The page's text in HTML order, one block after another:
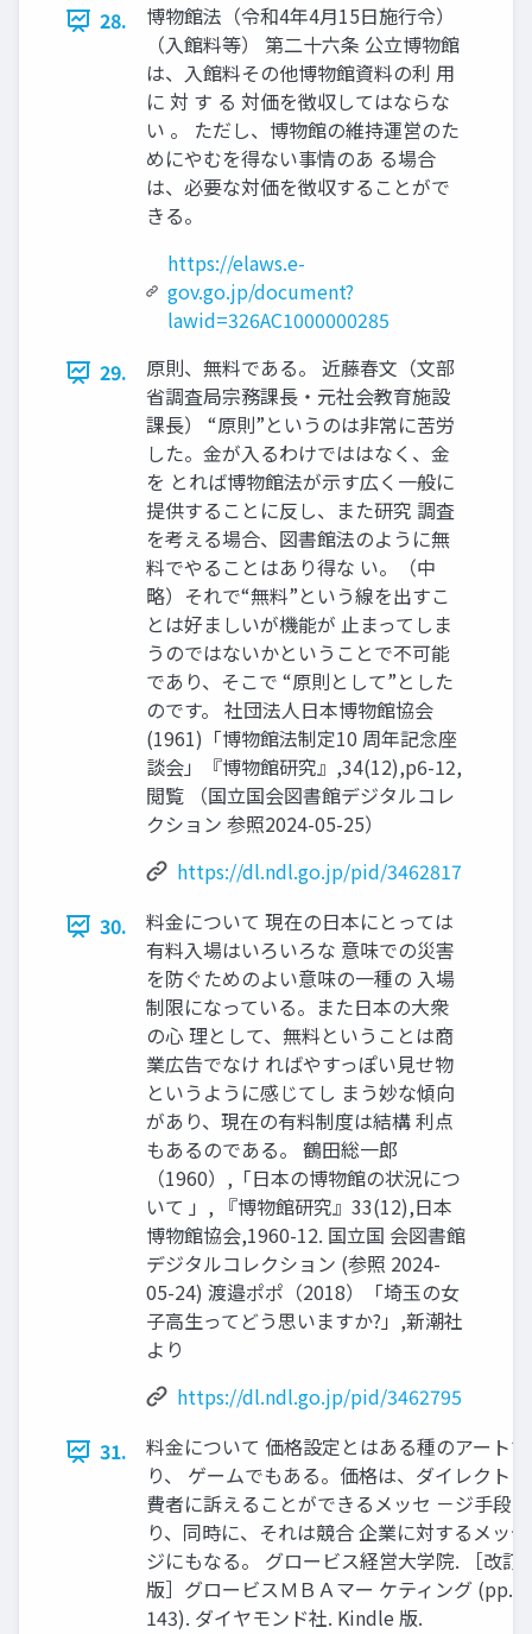
28.
博物館法（令和4年4月15日施行令）
（入館料等） 第二十六条 公立博物館
は、入館料その他博物館資料の利 用
に 対 す る 対価を徴収してはならな
い 。 ただし、博物館の維持運営のた
めにやむを得ない事情のあ る場合
は、必要な対価を徴収することがで
きる。
https://elaws.e-
gov.go.jp/document?
lawid=326AC1000000285
29.
原則、無料である。 近藤春文（文部
省調査局宗務課長・元社会教育施設
課長） “原則”というのは非常に苦労
した。金が入るわけでははなく、金
を とれば博物館法が示す広く一般に
提供することに反し、また研究 調査
を考える場合、図書館法のように無
料でやることはあり得な い。（中
略）それで“無料”という線を出すこ
とは好ましいが機能が 止まってしま
うのではないかということで不可能
であり、そこで “原則として”とした
のです。 社団法人日本博物館協会
(1961)「博物館法制定10 周年記念座
談会」『博物館研究』,34(12),p6-12,
閲覧 （国立国会図書館デジタルコレ
クション 参照2024-05-25）
https://dl.ndl.go.jp/pid/3462817
30.
料金について 現在の日本にとっては
有料入場はいろいろな 意味での災害
を防ぐためのよい意味の一種の 入場
制限になっている。また日本の大衆
の心 理として、無料ということは商
業広告でなけ ればやすっぽい見せ物
というように感じてし まう妙な傾向
があり、現在の有料制度は結構 利点
もあるのである。 鶴田総一郎
（1960）,「日本の博物館の状況につ
いて 」, 『博物館研究』33(12),日本
博物館協会,1960-12. 国立国 会図書館
デジタルコレクション (参照 2024-
05-24) 渡邉ポポ（2018）「埼玉の女
子高生ってどう思いますか?」,新潮社
より
https://dl.ndl.go.jp/pid/3462795
31.
料金について 価格設定とはある種のアート
り、 ゲームでもある。価格は、ダイレクト
費者に訴えることができるメッセ －ジ手段
り、同時に、それは競合 企業に対するメッ
ジにもなる。 グロービス経営大学院. ［改訂
版］グロービスＭＢＡマー ケティング
143). ダイヤモンド社. Kindle 版.